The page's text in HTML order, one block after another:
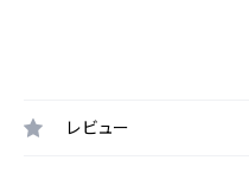
レビュー